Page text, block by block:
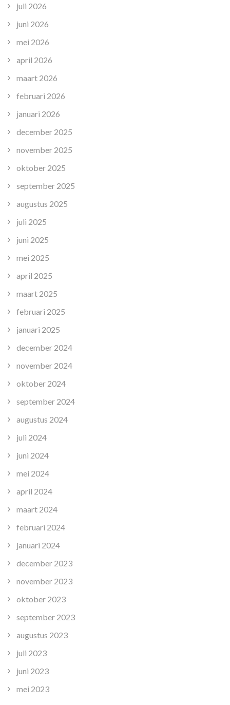
juli 2026
juni 2026
mei 2026
april 2026
maart 2026
februari 2026
januari 2026
december 2025
november 2025
oktober 2025
september 2025
augustus 2025
juli 2025
juni 2025
mei 2025
april 2025
maart 2025
februari 2025
januari 2025
december 2024
november 2024
oktober 2024
september 2024
augustus 2024
juli 2024
juni 2024
mei 2024
april 2024
maart 2024
februari 2024
januari 2024
december 2023
november 2023
oktober 2023
september 2023
augustus 2023
juli 2023
juni 2023
mei 2023